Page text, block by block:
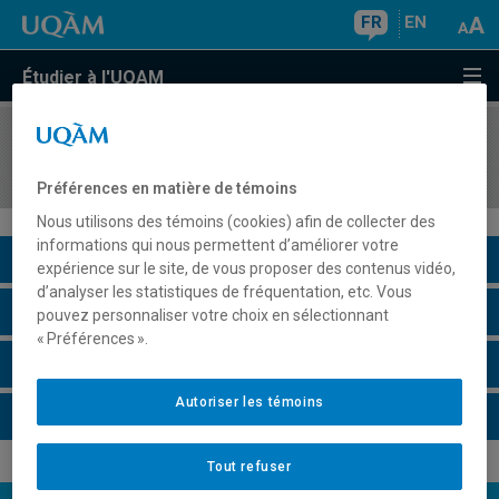
FR EN
Étudier à l'UQAM
COURS//
Description du cours
Horaire - Été 2026
Préférences en matière de témoins
Nous utilisons des témoins (cookies) afin de collecter des
informations qui nous permettent d’améliorer votre
expérience sur le site, de vous proposer des contenus vidéo,
d’analyser les statistiques de fréquentation, etc. Vous
pouvez personnaliser votre choix en sélectionnant
« Préférences ».
Tout refuser
Autoriser les témoins